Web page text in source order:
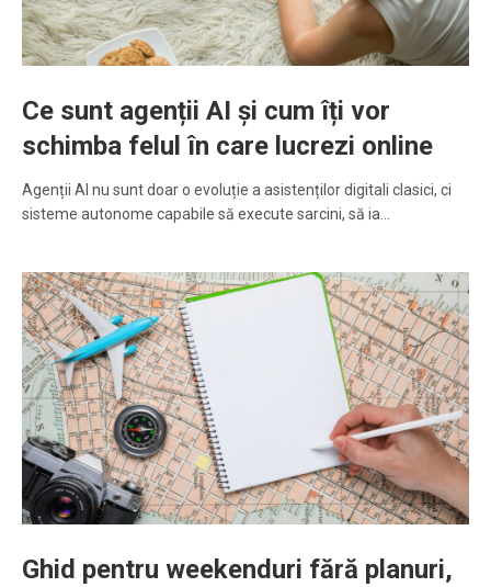
Ce sunt agenții AI și cum îți vor
schimba felul în care lucrezi online
Agenții AI nu sunt doar o evoluție a asistenților digitali clasici, ci
sisteme autonome capabile să execute sarcini, să ia…
Ghid pentru weekenduri fără planuri,